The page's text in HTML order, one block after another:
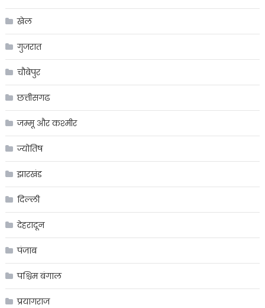
खेल
गुजरात
चौबेपुर
छत्तीसगढ
जम्मू और कश्मीर
ज्योतिष
झारखंड
दिल्ली
देहरादून
पंजाब
पश्चिम बंगाल
प्रयागराज